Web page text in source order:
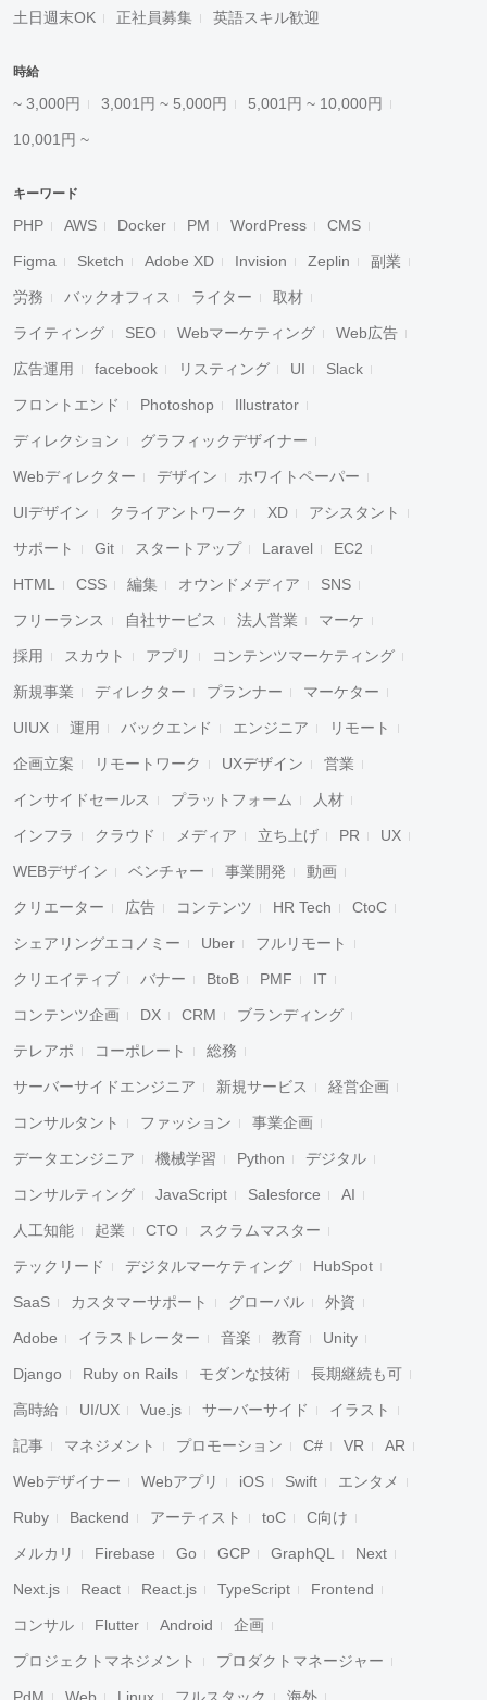
土日週末OK 正社員募集 英語スキル歓迎
時給
~ 3,000円 3,001円 ~ 5,000円 5,001円 ~ 10,000円
10,001円 ~
キーワード
PHP AWS Docker PM WordPress CMS
Figma Sketch Adobe XD Invision Zeplin 副業
労務 バックオフィス ライター 取材
ライティング SEO Webマーケティング Web広告
広告運用 facebook リスティング UI Slack
フロントエンド Photoshop Illustrator
ディレクション グラフィックデザイナー
Webディレクター デザイン ホワイトペーパー
UIデザイン クライアントワーク XD アシスタント
サポート Git スタートアップ Laravel EC2
HTML CSS 編集 オウンドメディア SNS
フリーランス 自社サービス 法人営業 マーケ
採用 スカウト アプリ コンテンツマーケティング
新規事業 ディレクター プランナー マーケター
UIUX 運用 バックエンド エンジニア リモート
企画立案 リモートワーク UXデザイン 営業
インサイドセールス プラットフォーム 人材
インフラ クラウド メディア 立ち上げ PR UX
WEBデザイン ベンチャー 事業開発 動画
クリエーター 広告 コンテンツ HR Tech CtoC
シェアリングエコノミー Uber フルリモート
クリエイティブ バナー BtoB PMF IT
コンテンツ企画 DX CRM ブランディング
テレアポ コーポレート 総務
サーバーサイドエンジニア 新規サービス 経営企画
コンサルタント ファッション 事業企画
データエンジニア 機械学習 Python デジタル
コンサルティング JavaScript Salesforce AI
人工知能 起業 CTO スクラムマスター
テックリード デジタルマーケティング HubSpot
SaaS カスタマーサポート グローバル 外資
Adobe イラストレーター 音楽 教育 Unity
Django Ruby on Rails モダンな技術 長期継続も可
高時給 UI/UX Vue.js サーバーサイド イラスト
記事 マネジメント プロモーション C# VR AR
Webデザイナー Webアプリ iOS Swift エンタメ
Ruby Backend アーティスト toC C向け
メルカリ Firebase Go GCP GraphQL Next
Next.js React React.js TypeScript Frontend
コンサル Flutter Android 企画
プロジェクトマネジメント プロダクトマネージャー